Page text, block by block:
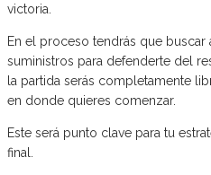
victoria.
En el proceso tendrás que
suministros para defenderte del
la partida serás completamente
en donde quieres comenzar.
Este será punto clave para tu
final.